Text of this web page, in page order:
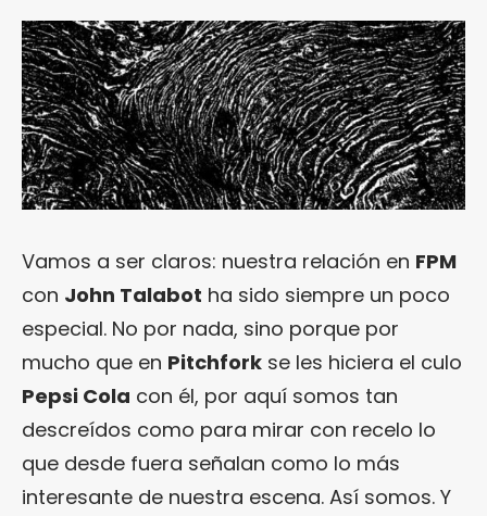
Vamos a ser claros: nuestra relación en FPM
con John Talabot ha sido siempre un poco
especial. No por nada, sino porque por
mucho que en Pitchfork se les hiciera el culo
Pepsi Cola con él, por aquí somos tan
descreídos como para mirar con recelo lo
que desde fuera señalan como lo más
interesante de nuestra escena. Así somos. Y